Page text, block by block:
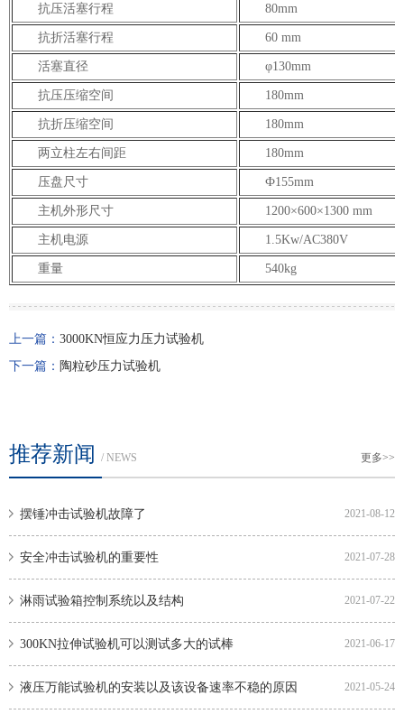
抗压活塞行程 80mm
抗折活塞行程 60 mm
活塞直径 φ130mm
抗压压缩空间 180mm
抗折压缩空间 180mm
两立柱左右间距 180mm
压盘尺寸 Ф155mm
主机外形尺寸 1200×600×1300 mm
主机电源 1.5Kw/AC380V
重量 540kg
上一篇： 3000KN恒应力压力试验机
下一篇： 陶粒砂压力试验机
推荐新闻 / NEWS 更多>>
2021-08-12
摆锤冲击试验机故障了
2021-07-28
安全冲击试验机的重要性
2021-07-22
淋雨试验箱控制系统以及结构
2021-06-17
300KN拉伸试验机可以测试多大的试棒
2021-05-24
液压万能试验机的安装以及该设备速率不稳的原因